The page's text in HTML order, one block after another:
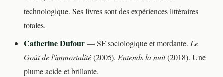
technologique. Ses livres sont des expériences littéraires
totales.
Catherine Dufour— SF sociologique et mordante. Le
Goût de l'immortalité(2005), Entends la nuit(2018). Une
plume acide et brillante.